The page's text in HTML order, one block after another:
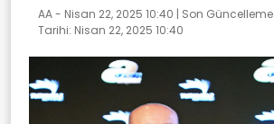
AA - Nisan 22, 2025 10:40 | Son Güncelleme
Tarihi: Nisan 22, 2025 10:40